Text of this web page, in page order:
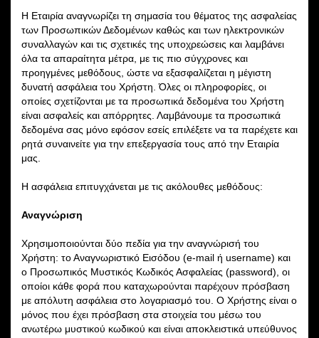
Η Εταιρία αναγνωρίζει τη σημασία του θέματος της ασφαλείας
των Προσωπικών Δεδομένων καθώς και των ηλεκτρονικών
συναλλαγών και τις σχετικές της υποχρεώσεις και λαμβάνει
όλα τα απαραίτητα μέτρα, με τις πιο σύγχρονες και
προηγμένες μεθόδους, ώστε να εξασφαλίζεται η μέγιστη
δυνατή ασφάλεια του Χρήστη. Όλες οι πληροφορίες, οι
οποίες σχετίζονται με τα προσωπικά δεδομένα του Χρήστη
είναι ασφαλείς και απόρρητες. Λαμβάνουμε τα προσωπικά
δεδομένα σας μόνο εφόσον εσείς επιλέξετε να τα παρέχετε και
ρητά συναινείτε για την επεξεργασία τους από την Εταιρία
μας.
Η ασφάλεια επιτυγχάνεται με τις ακόλουθες μεθόδους:
Αναγνώριση
Χρησιμοποιούνται δύο πεδία για την αναγνώρισή του
Χρήστη: το Αναγνωριστικό Εισόδου (e-mail ή username) και
ο Προσωπικός Μυστικός Κωδικός Ασφαλείας (password), οι
οποίοι κάθε φορά που καταχωρούνται παρέχουν πρόσβαση
με απόλυτη ασφάλεια στο λογαριασμό του. Ο Χρήστης είναι ο
μόνος που έχει πρόσβαση στα στοιχεία του μέσω του
ανωτέρω μυστικού κωδικού και είναι αποκλειστικά υπεύθυνος